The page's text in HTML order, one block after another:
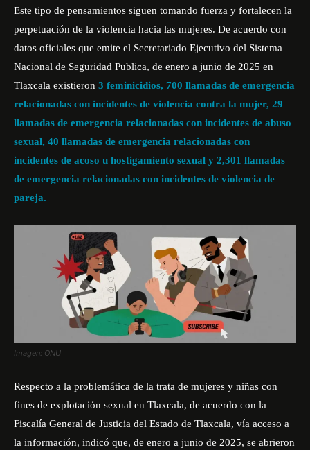
Este tipo de pensamientos siguen tomando fuerza y fortalecen la
perpetuación de la violencia hacia las mujeres. De acuerdo con
datos oficiales que emite el Secretariado Ejecutivo del Sistema
Nacional de Seguridad Publica, de enero a junio de 2025 en
Tlaxcala existieron 3 feminicidios, 700 llamadas de emergencia
relacionadas con incidentes de violencia contra la mujer, 29
llamadas de emergencia relacionadas con incidentes de abuso
sexual, 40 llamadas de emergencia relacionadas con
incidentes de acoso u hostigamiento sexual y 2,301 llamadas
de emergencia relacionadas con incidentes de violencia de
pareja.
Imagen: ONU
Respecto a la problemática de la trata de mujeres y niñas con
fines de explotación sexual en Tlaxcala, de acuerdo con la
Fiscalía General de Justicia del Estado de Tlaxcala, vía acceso a
la información, indicó que, de enero a junio de 2025, se abrieron